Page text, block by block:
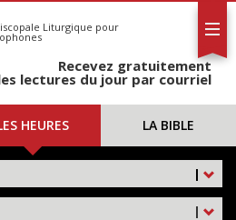
Liturgique pour
Recevez gratuitement
lectures du jour par courriel
HEURES LA BIBLE
|
|